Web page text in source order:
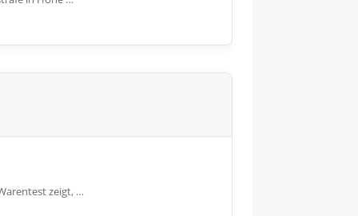
zeigt, …